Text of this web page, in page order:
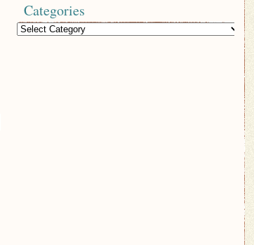
Categories
Categories